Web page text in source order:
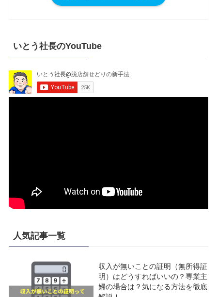
いとう社長のYouTube
人気記事一覧
収入が無いことの証明（無所得証
明）はどうすればいいの？専業主
婦の場合は？気になる方法を徹底